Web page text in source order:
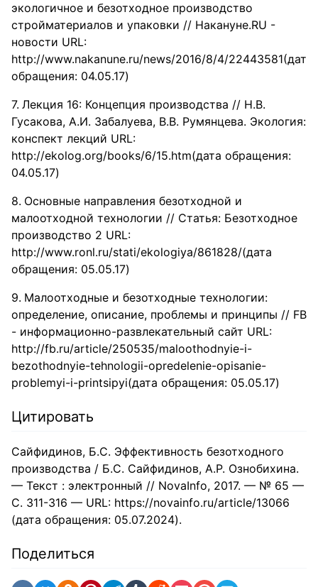
экологичное и безотходное производство
стройматериалов и упаковки // Накануне.RU -
новости URL:
http://www.nakanune.ru/news/2016/8/4/22443581(дата
обращения: 04.05.17)
Лекция 16: Концепция производства // Н.В.
Гусакова, А.И. Забалуева, В.В. Румянцева. Экология:
конспект лекций URL:
http://ekolog.org/books/6/15.htm(дата обращения:
04.05.17)
Основные направления безотходной и
малоотходной технологии // Статья: Безотходное
производство 2 URL:
http://www.ronl.ru/stati/ekologiya/861828/(дата
обращения: 05.05.17)
Малоотходные и безотходные технологии:
определение, описание, проблемы и принципы // FB
- информационно-развлекательный сайт URL:
http://fb.ru/article/250535/maloothodnyie-i-
bezothodnyie-tehnologii-opredelenie-opisanie-
problemyi-i-printsipyi(дата обращения: 05.05.17)
Цитировать
Сайфидинов, Б.С. Эффективность безотходного
производства / Б.С. Сайфидинов, А.Р. Ознобихина.
— Текст : электронный // NovaInfo, 2017. — № 65 —
С. 311-316 — URL: https://novainfo.ru/article/13066
(дата обращения: 05.07.2024).
Поделиться